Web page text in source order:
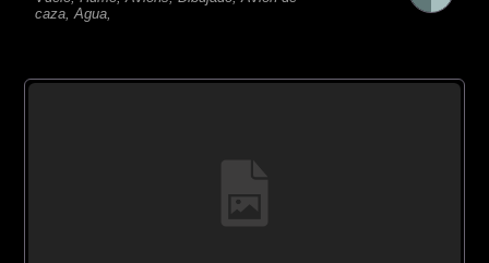
caza, Agua,